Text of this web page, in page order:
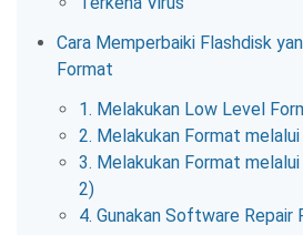
Cara Memperbaiki Flashdisk
Format
1. Melakukan Low Level
2. Melakukan Format
3. Melakukan Format
2)
4. Gunakan Software Repair